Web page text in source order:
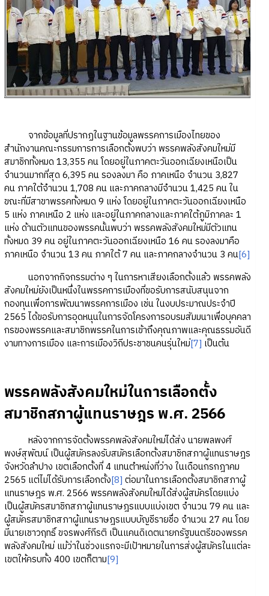
จากข้อมูลที่ปรากฏในฐานข้อมูลพรรคการเมืองไทยของ
สำนักงานคณะกรรมการการเลือกตั้งพบว่า พรรคพลังสังคมใหม่มี
สมาชิกทั้งหมด 13,355 คน โดยอยู่ในภาคตะวันออกเฉียงเหนือเป็น
จำนวนมากที่สุด 6,395 คน รองลงมา คือ ภาคเหนือ จำนวน 3,827
คน ภาคใต้จำนวน 1,708 คน และภาคกลางมีจำนวน 1,425 คน ใน
ขณะที่มีสาขาพรรคทั้งหมด 9 แห่ง โดยอยู่ในภาคตะวันออกเฉียงเหนือ
5 แห่ง ภาคเหนือ 2 แห่ง และอยู่ในภาคกลางและภาคใต้ภูมิภาคละ 1
แห่ง ด้านตัวแทนของพรรคนั้นพบว่า พรรคพลังสังคมใหม่มีตัวแทน
ทั้งหมด 39 คน อยู่ในภาคตะวันออกเฉียงเหนือ 16 คน รองลงมาคือ
ภาคเหนือ จำนวน 13 คน ภาคใต้ 7 คน และภาคกลางจำนวน 3 คน[6]
นอกจากกิจกรรมต่าง ๆ ในการหาเสียงเลือกตั้งแล้ว พรรคพลัง
สังคมใหม่ยังเป็นหนึ่งในพรรคการเมืองที่ขอรับการสนับสนุนจาก
กองทุนเพื่อการพัฒนาพรรคการเมือง เช่น ในงบประมาณประจำปี
2565 ได้ขอรับการอุดหนุนในการจัดโครงการอบรมสัมมนาเพื่อบุคคลา
กรของพรรคและสมาชิกพรรคในการเข้าถึงคุณภาพและคุณธรรมอันดี
งามทางการเมือง และการเมืองวิถีประชาชนคนรุ่นใหม่[7] เป็นต้น
พรรคพลังสังคมใหม่ในการเลือกตั้ง
สมาชิกสภาผู้แทนราษฎร พ.ศ. 2566
หลังจากการจัดตั้งพรรคพลังสังคมใหม่ได้ส่ง นายพลพงศ์
พงษ์สุพัฒน์ เป็นผู้สมัครลงรับสมัครเลือกตั้งสมาชิกสภาผู้แทนราษฎร
จังหวัดลำปาง เขตเลือกตั้งที่ 4 แทนตำหน่งที่ว่าง ในเดือนกรกฎาคม
2565 แต่ไม่ได้รับการเลือกตั้ง[8] ต่อมาในการเลือกตั้งสมาชิกสภาผู้
แทนราษฎร พ.ศ. 2566 พรรคพลังสังคมใหม่ได้ส่งผู้สมัครโดยแบ่ง
เป็นผู้สมัครสมาชิกสภาผู้แทนราษฎรแบบแบ่งเขต จำนวน 79 คน และ
ผู้สมัครสมาชิกสภาผู้แทนราษฎรแบบบัญชีรายชื่อ จำนวน 27 คน โดย
มีนายเชาวฤทธิ์ ขจรพงศ์กีรติ เป็นแคนดิเดตนายกรัฐมนตรีของพรรค
พลังสังคมใหม่ แม้ว่าในช่วงแรกจะมีเป้าหมายในการส่งผู้สมัครในแต่ละ
เขตให้ครบทั้ง 400 เขตก็ตาม[9]